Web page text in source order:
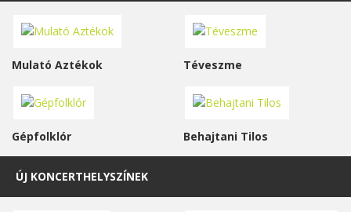
Mulató Aztékok Téveszme
Gépfolklór Behajtani Tilos
ÚJ KONCERTHELYSZÍNEK